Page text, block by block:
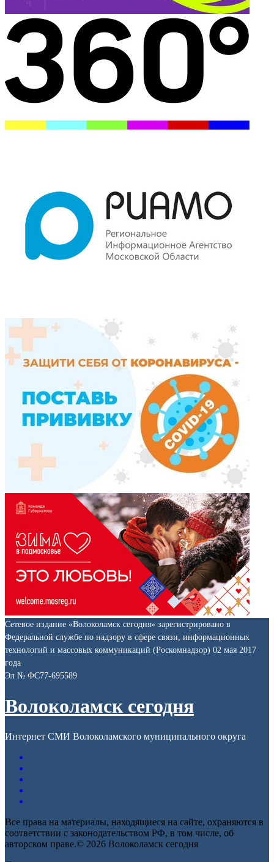
Сетевое издание «Волоколамск сегодня» зарегистрировано в
Федеральной службе по надзору в сфере связи, информационных
технологий и массовых коммуникаций (Роскомнадзор) 02 мая 2017
года
Эл № ФС77-695589
Волоколамск сегодня
Интернет СМИ Волоколамского муниципального округа
Все права на материалы, находящиеся на сайте, охраняются в
соответствии с законодательством РФ, в том числе, об
авторском праве.© 2026 Волоколамск сегодня